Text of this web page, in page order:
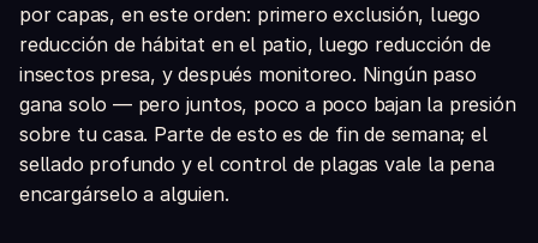
por capas, en este orden: primero exclusión, luego
reducción de hábitat en el patio, luego reducción de
insectos presa, y después monitoreo. Ningún paso
gana solo — pero juntos, poco a poco bajan la presión
sobre tu casa. Parte de esto es de fin de semana; el
sellado profundo y el control de plagas vale la pena
encargárselo a alguien.